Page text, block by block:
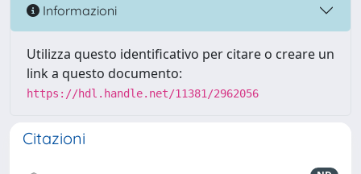
Informazioni
Utilizza questo identificativo per citare o creare un
link a questo documento:
https://hdl.handle.net/11381/2962056
Citazioni